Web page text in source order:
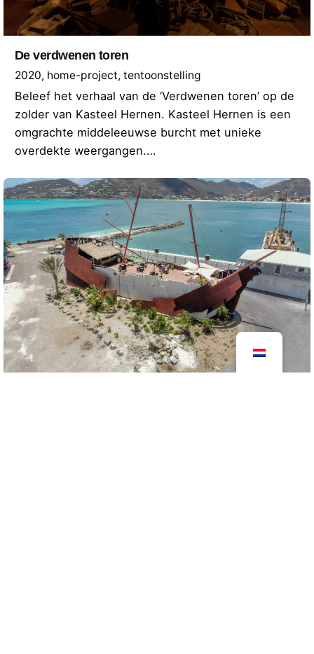
De verdwenen toren
2020 home-project tentoonstelling
Beleef het verhaal van de ‘Verdwenen toren’ op de
zolder van Kasteel Hernen. Kasteel Hernen is een
omgrachte middeleeuwse burcht met unieke
overdekte weergangen.…